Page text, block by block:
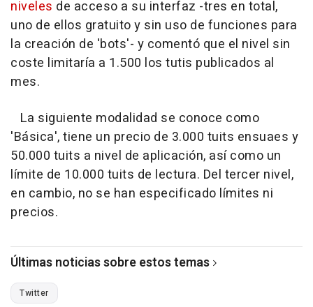
niveles de acceso a su interfaz -tres en total,
uno de ellos gratuito y sin uso de funciones para
la creación de 'bots'- y comentó que el nivel sin
coste limitaría a 1.500 los tutis publicados al
mes.
La siguiente modalidad se conoce como
'Básica', tiene un precio de 3.000 tuits ensuaes y
50.000 tuits a nivel de aplicación, así como un
límite de 10.000 tuits de lectura. Del tercer nivel,
en cambio, no se han especificado límites ni
precios.
Últimas noticias sobre estos temas
Twitter